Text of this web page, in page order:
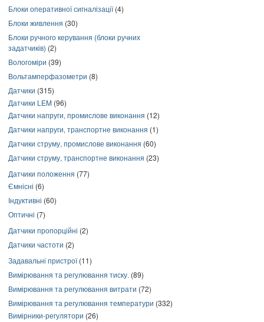
Блоки оперативної сигналізації(4)
Блоки живлення (30)
Блоки ручного керування (блоки ручних
задатчиків) (2)
Вологоміри (39)
Вольтамперфазометри (8)
Датчики (315)
Датчики LEM (96)
Датчики напруги, промислове виконання (12)
Датчики напруги, транспортне виконання (1)
Датчики струму, промислове виконання (60)
Датчики струму, транспортне виконання (23)
Датчики положення (77)
Ємнісні (6)
Індуктивні (60)
Оптичні (7)
Датчики пропорційні (2)
Датчики частоти (2)
Задавальні пристрої(11)
Вимірювання та регулювання тиску. (89)
Вимірювання та регулювання витрати (72)
Вимірювання та регулювання температури (332)
Вимірники-регулятори (26)